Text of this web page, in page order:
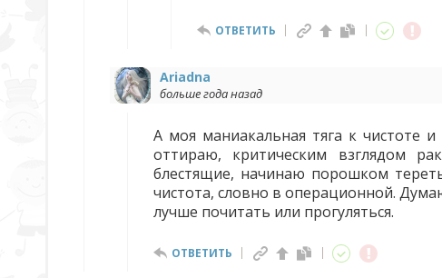
ОТВЕТИТЬ
Ariadna
больше года назад
А моя маниакальная тяга к чистоте
оттираю, критическим взглядом
блестящие, начинаю порошком
чистота, словно в операционной.
лучше почитать или прогуляться.
ОТВЕТИТЬ